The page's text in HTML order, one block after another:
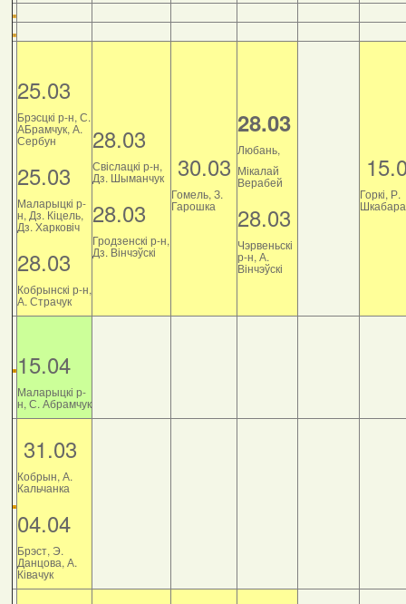
25.03
Брэсцкі р-н, С.
АБрамчук, А.
Сербун
25.03
Маларыцкі р-
н, Дз. Кіцель,
Дз. Харковіч
28.03
Кобрынскі р-н,
А. Страчук
28.03
Свіслацкі р-н,
Дз. Шыманчук
28.03
Гродзенскі р-н,
Дз. Вінчэўскі
30.03
Гомель, З.
Гарошка
28.03
Любань,
Мікалай
Верабей
28.03
Чэрвеньскі
р-н, А.
Вінчэўскі
Горкі, Р.
Шкабара
15.04
Маларыцкі р-
н, С. Абрамчук
31.03
Кобрын, А.
Кальчанка
04.04
Брэст, Э.
Данцова, А.
Ківачук